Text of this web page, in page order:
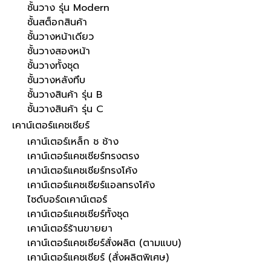
ชั้นวาง รุ่น Modern
ชั้นสต็อกสินค้า
ชั้นวางหน้าเดียว
ชั้นวางสองหน้า
ชั้นวางทั้งชุด
ชั้นวางหลังทึบ
ชั้นวางสินค้า รุ่น B
ชั้นวางสินค้า รุ่น C
เคาน์เตอร์แคชเชียร์
เคาน์เตอร์เหล็ก ช ช้าง
เคาน์เตอร์แคชเชียร์ทรงตรง
เคาน์เตอร์แคชเชียร์ทรงโค้ง
เคาน์เตอร์แคชเชียร์แอลทรงโค้ง
ไซด์บอร์ดเคาน์เตอร์
เคาน์เตอร์แคชเชียร์ทั้งชุด
เคาน์เตอร์ร้านขายยา
เคาน์เตอร์แคชเชียร์สั่งผลิต (ตามแบบ)
เคาน์เตอร์แคชเชียร์ (สั่งผลิตพิเศษ)